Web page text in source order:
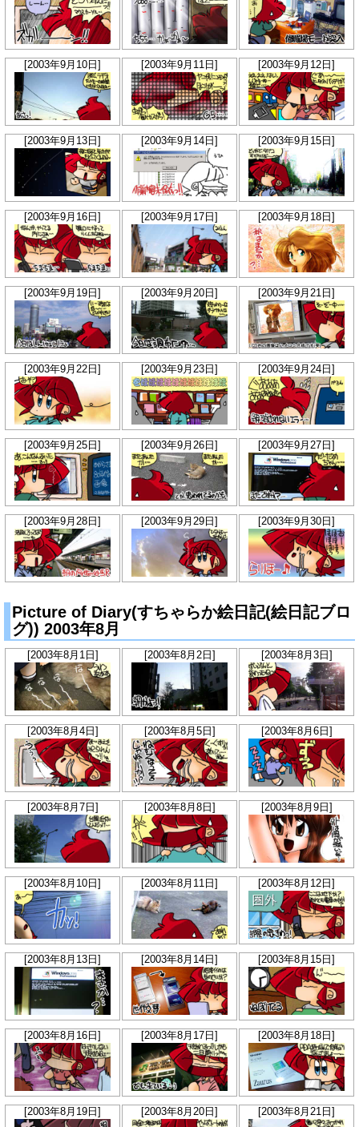
[2003年9月10日] [2003年9月11日] [2003年9月12日]
[2003年9月13日] [2003年9月14日] [2003年9月15日]
[2003年9月16日] [2003年9月17日] [2003年9月18日]
[2003年9月19日] [2003年9月20日] [2003年9月21日]
[2003年9月22日] [2003年9月23日] [2003年9月24日]
[2003年9月25日] [2003年9月26日] [2003年9月27日]
[2003年9月28日] [2003年9月29日] [2003年9月30日]
Picture of Diary(すちゃらか絵日記(絵日記ブロ
グ)) 2003年8月
[2003年8月1日] [2003年8月2日] [2003年8月3日]
[2003年8月4日] [2003年8月5日] [2003年8月6日]
[2003年8月7日] [2003年8月8日] [2003年8月9日]
[2003年8月10日] [2003年8月11日] [2003年8月12日]
[2003年8月13日] [2003年8月14日] [2003年8月15日]
[2003年8月16日] [2003年8月17日] [2003年8月18日]
[2003年8月19日] [2003年8月20日] [2003年8月21日]